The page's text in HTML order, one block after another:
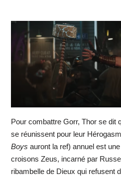
Pour combattre Gorr, Thor se dit
se réunissent pour leur
Boys auront la ref) annuel est
croisons Zeus, incarné par
ribambelle de Dieux qui refusent